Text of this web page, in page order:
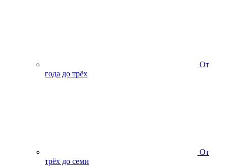
От
года до трёх
От
трёх до семи